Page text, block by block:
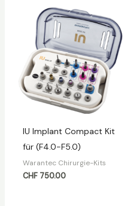
IU Implant Compact Kit
für (F4.0-F5.0)
Warantec Chirurgie-Kits
CHF 750.00